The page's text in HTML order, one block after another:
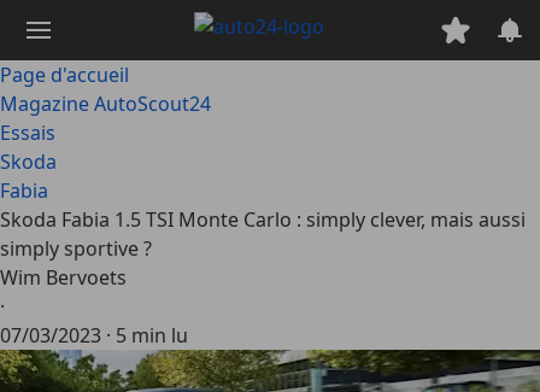
contenu
principal
Page d'accueil
Magazine AutoScout24
Essais
Skoda
Fabia
Skoda Fabia 1.5 TSI Monte Carlo : simply clever, mais aussi
simply sportive ?
Wim Bervoets
·
07/03/2023 · 5 min lu